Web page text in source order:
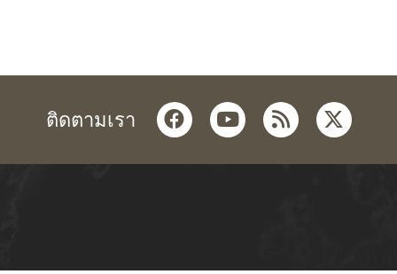
ติดตามเรา facebookyoutube
rss twitter